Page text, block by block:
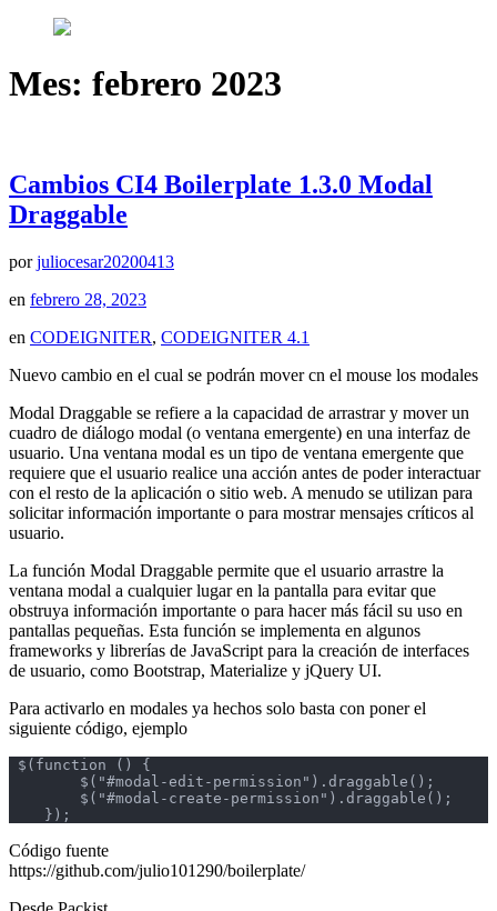
Mes: febrero 2023
Cambios CI4 Boilerplate 1.3.0 Modal
Draggable
porjuliocesar20200413
en febrero 28, 2023
en CODEIGNITER, CODEIGNITER 4.1
Nuevo cambio en el cual se podrán mover cn el mouse los modales
Modal Draggable se refiere a la capacidad de arrastrar y mover un
cuadro de diálogo modal (o ventana emergente) en una interfaz de
usuario. Una ventana modal es un tipo de ventana emergente que
requiere que el usuario realice una acción antes de poder interactuar
con el resto de la aplicación o sitio web. A menudo se utilizan para
solicitar información importante o para mostrar mensajes críticos al
usuario.
La función Modal Draggable permite que el usuario arrastre la
ventana modal a cualquier lugar en la pantalla para evitar que
obstruya información importante o para hacer más fácil su uso en
pantallas pequeñas. Esta función se implementa en algunos
frameworks y librerías de JavaScript para la creación de interfaces
de usuario, como Bootstrap, Materialize y jQuery UI.
Para activarlo en modales ya hechos solo basta con poner el
siguiente código, ejemplo
Código fuente
https://github.com/julio101290/boilerplate/